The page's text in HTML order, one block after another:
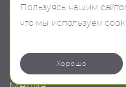
О компании
Пользуясь нашим
что мы используем
Хорошо